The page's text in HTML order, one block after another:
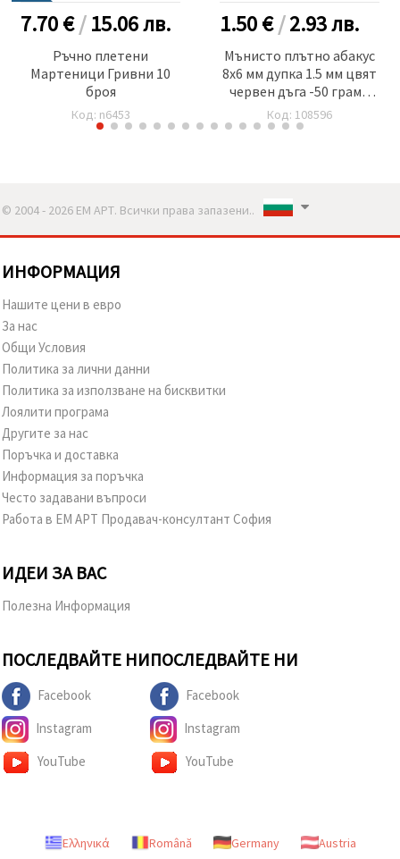
7.70 €/15.06лв.
Ръчно плетени
Мартеници Гривни 10
броя
Код: n6453
1.50 €/2.93лв.
Мънисто плътно абакус
8x6 мм дупка 1.5 мм цвят
червен дъга -50 грама
~260 броя
Код: 108596
© 2004 - 2026 ЕМ АРТ. Всички права запазени..
ИНФОРМАЦИЯ
Нашите цени в евро
За нас
Общи Условия
Политика за лични данни
Политика за използване на бисквитки
Лоялити програма
Другите за нас
Поръчка и доставка
Информация за поръчка
Често задавани въпроси
Работа в ЕМ АРТ Продавач-консултант София
ИДЕИ ЗА ВАС
Полезна Информация
ПОСЛЕДВАЙТЕ НИ
Facebook
Instagram
YouTube
ПОСЛЕДВАЙТЕ НИ
Facebook
Instagram
YouTube
Ελληνικά Română Germany Austria